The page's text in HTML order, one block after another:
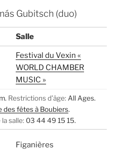
Gubitsch (duo)
Salle
Festival du Vexin «
WORLD CHAMBER
MUSIC »
Restrictions d’âge: All Ages.
des fêtes à Boubiers.
salle: 03 44 49 15 15.
Figanières